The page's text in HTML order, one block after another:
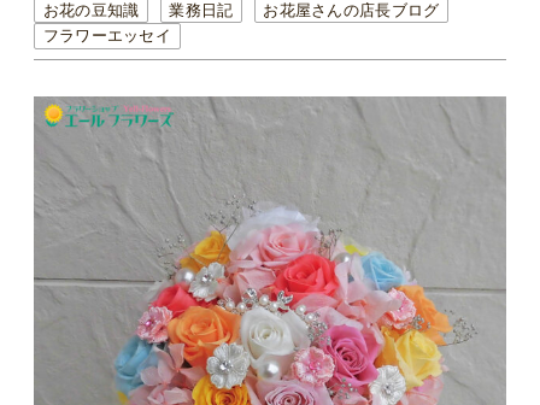
お花の豆知識 業務日記
お花屋さんの店長ブログ
フラワーエッセイ